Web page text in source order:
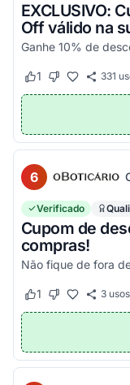
EXCLUSIVO:
Off válido na
Este cupom
1 Este cupom331
6
Verificado
Cupom de
compras!
Este cupom
1 Este cupom
3usos